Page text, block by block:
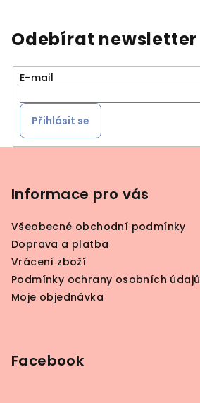
Odebírat newsletter
E-mail
Přihlásit se
Informace pro vás
Všeobecné obchodní podmínky
Doprava a platba
Vrácení zboží
Podmínky ochrany osobních údajů
Moje objednávka
Facebook